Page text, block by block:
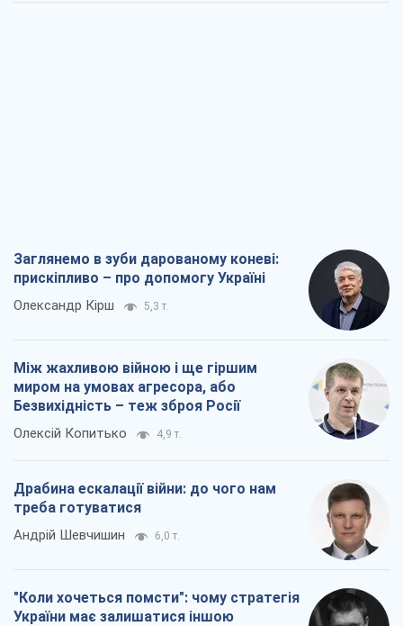
Заглянемо в зуби дарованому коневі:
прискіпливо – про допомогу Україні
Олександр Кірш 5,3 т.
Між жахливою війною і ще гіршим
миром на умовах агресора, або
Безвихідність – теж зброя Росії
Олексій Копитько 4,9 т.
Драбина ескалації війни: до чого нам
треба готуватися
Андрій Шевчишин 6,0 т.
"Коли хочеться помсти": чому стратегія
України має залишатися іншою